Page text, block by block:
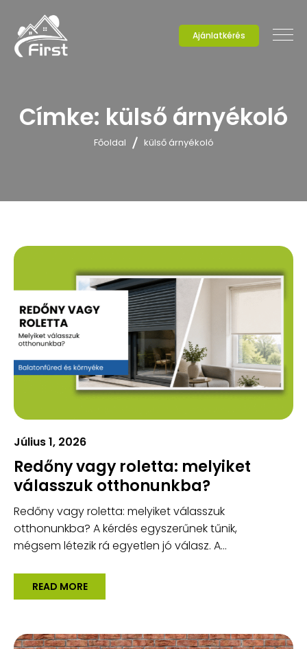
Ajánlatkérés
Címke: külső árnyékoló
Főoldal külső árnyékoló
Július 1, 2026
Redőny vagy roletta: melyiket
válasszuk otthonunkba?
Redőny vagy roletta: melyiket válasszuk
otthonunkba? A kérdés egyszerűnek tűnik,
mégsem létezik rá egyetlen jó válasz. A...
READ MORE